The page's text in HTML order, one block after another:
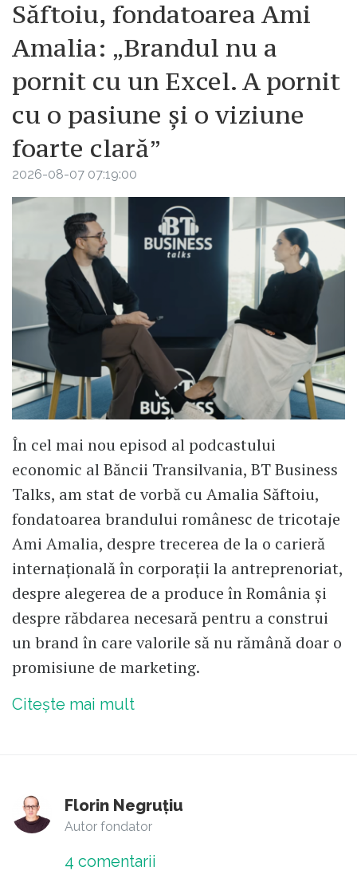
Săftoiu, fondatoarea Ami
Amalia: „Brandul nu a
pornit cu un Excel. A pornit
cu o pasiune și o viziune
foarte clară”
2026-08-07 07:19:00
În cel mai nou episod al podcastului
economic al Băncii Transilvania, BT Business
Talks, am stat de vorbă cu Amalia Săftoiu,
fondatoarea brandului românesc de tricotaje
Ami Amalia, despre trecerea de la o carieră
internațională în corporații la antreprenoriat,
despre alegerea de a produce în România și
despre răbdarea necesară pentru a construi
un brand în care valorile să nu rămână doar o
promisiune de marketing.
Citește mai mult
Florin Negruțiu
Autor fondator
4 comentarii